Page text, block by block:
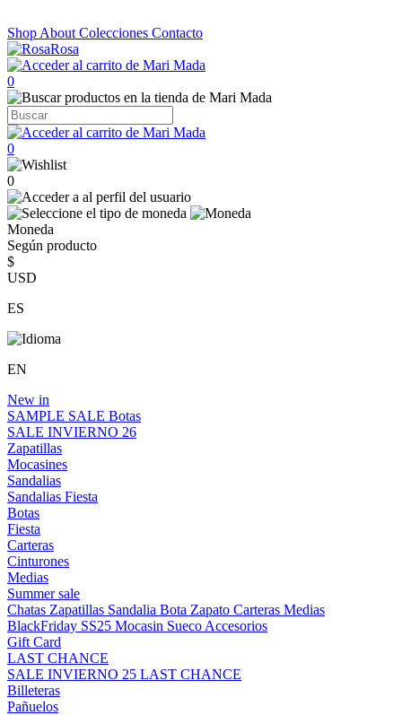
Shop About Colecciones Contacto
0
0
0
Moneda
Según producto
$
USD
ES
EN
New in
SAMPLE SALE Botas
SALE INVIERNO 26
Zapatillas
Mocasines
Sandalias
Sandalias Fiesta
Botas
Fiesta
Carteras
Cinturones
Medias
Summer sale
Chatas Zapatillas Sandalia Bota Zapato Carteras Medias
BlackFriday SS25 Mocasin Sueco Accesorios
Gift Card
LAST CHANCE
SALE INVIERNO 25 LAST CHANCE
Billeteras
Pañuelos